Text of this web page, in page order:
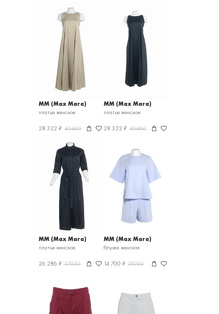
MM (Max Mara)
платье женское
28 322 ₽ 40460
MM (Max Mara)
платье женское
28 322 ₽ 40460
MM (Max Mara)
платье женское
26 286 ₽ 37552
MM (Max Mara)
блузка женская
14 700 ₽ 21000